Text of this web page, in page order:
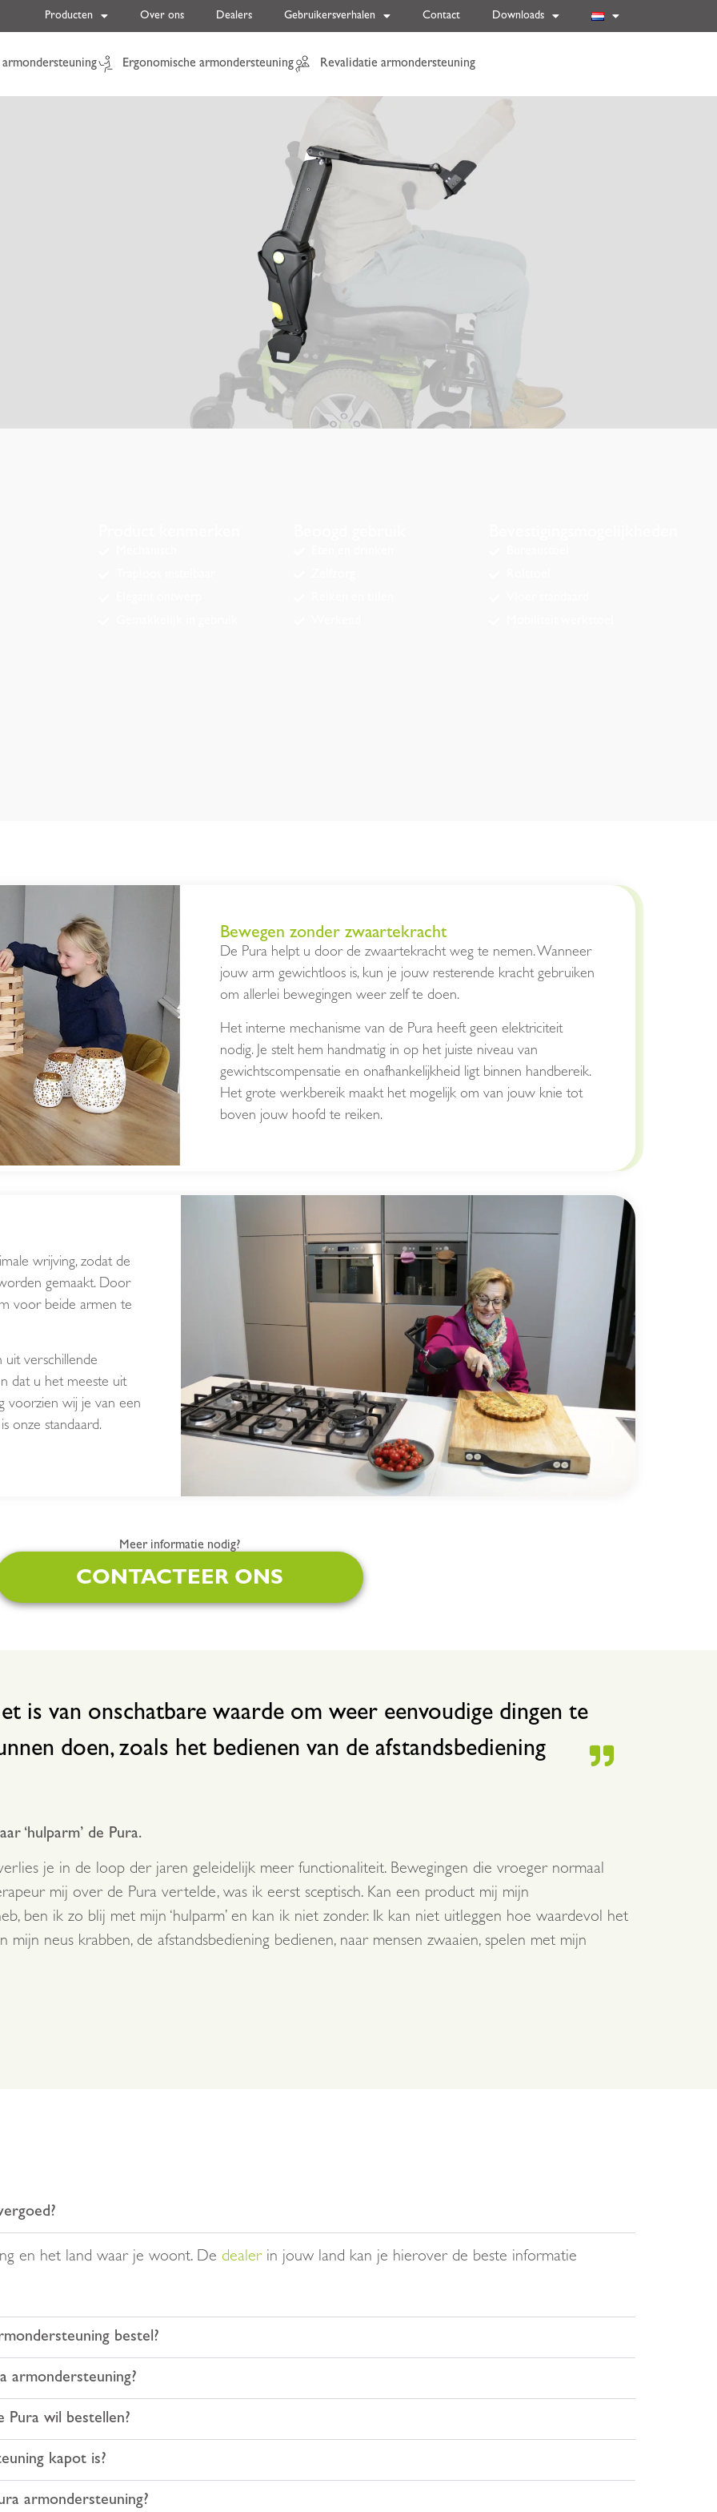
Producten Over ons Dealers Gebruikersverhalen Contact Downloads
Ergonomische armondersteuning Revalidatie armondersteuning
Bewegen zonder zwaartekracht
De Pura helpt u door de zwaartekracht weg te nemen. Wanneer
jouw arm gewichtloos is, kun je jouw resterende kracht gebruiken
om allerlei bewegingen weer zelf te doen.
Het interne mechanisme van de Pura heeft geen elektriciteit
nodig. Je stelt hem handmatig in op het juiste niveau van
gewichtscompensatie en onafhankelijkheid ligt binnen handbereik.
Het grote werkbereik maakt het mogelijk om van jouw knie tot
boven jouw hoofd te reiken.
wrijving, zodat de
gemaakt. Door
voor beide armen te
uit verschillende
dat u het meeste uit
voorzien wij je van een
onze standaard.
Meer informatie nodig?
CONTACTEER ONS
is van onschatbare waarde om weer eenvoudige dingen te
doen, zoals het bedienen van de afstandsbediening
‘hulparm’ de Pura.
je in de loop der jaren geleidelijk meer functionaliteit. Bewegingen die vroeger normaal
mij over de Pura vertelde, was ik eerst sceptisch. Kan een product mij mijn
ben ik zo blij met mijn ‘hulparm’ en kan ik niet zonder. Ik kan niet uitleggen hoe waardevol het
neus krabben, de afstandsbediening bedienen, naar mensen zwaaien, spelen met mijn
en het land waar je woont. De dealerin jouw land kan je hierover de beste informatie
bestel?
armondersteuning?
wil bestellen?
kapot is?
armondersteuning?